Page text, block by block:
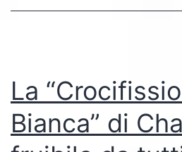
La
Bianca” di